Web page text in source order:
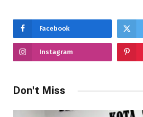
Facebook
Instagram
Don't Miss